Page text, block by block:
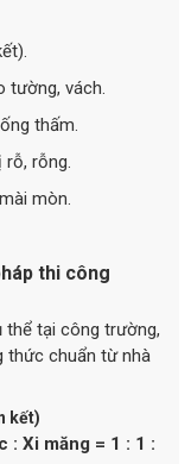
vách.
thấm.
rỗng.
mòn.
thi công
thể tại công trường,
thức chuẩn từ nhà
kết)
: Xi măng = 1 : 1 :